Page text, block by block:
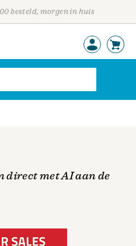
besteld, morgen in huis
direct met AI aan de